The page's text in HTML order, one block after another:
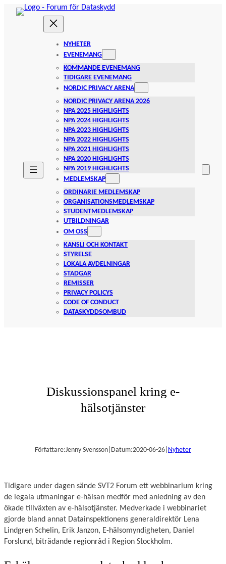
Hoppa
NYHETER
EVENEMANG
KOMMANDE EVENEMANG
TIDIGARE EVENEMANG
NORDIC PRIVACY ARENA
NORDIC PRIVACY ARENA 2026
NPA 2025 HIGHLIGHTS
NPA 2024 HIGHLIGHTS
NPA 2023 HIGHLIGHTS
NPA 2022 HIGHLIGHTS
NPA 2021 HIGHLIGHTS
NPA 2020 HIGHLIGHTS
NPA 2019 HIGHLIGHTS
MEDLEMSKAP
ORDINARIE MEDLEMSKAP
ORGANISATIONSMEDLEMSKAP
STUDENTMEDLEMSKAP
UTBILDNINGAR
OM OSS
KANSLI OCH KONTAKT
STYRELSE
LOKALA AVDELNINGAR
STADGAR
REMISSER
PRIVACY POLICYS
CODE OF CONDUCT
DATASKYDDSOMBUD
Diskussionspanel kring e-
hälsotjänster
Författare:Jenny Svensson Datum:2020-06-26 Nyheter
Tidigare under dagen sände SVT2 Forum ett webbinarium kring
de legala utmaningar e-hälsan medför med anledning av den
ökade tillväxten av e-hälsotjänster. Medverkade i webbinariet
gjorde bland annat Datainspektionens generaldirektör Lena
Lindgren Schelin, Erik Janzon, E-hälsomyndigheten, Daniel
Forslund, biträdande regionråd i Region Stockholm.